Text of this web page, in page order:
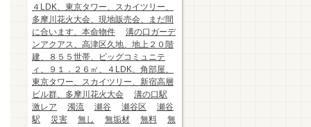
４LDK、東京タワー、スカイツリー、
多摩川花火大会、現地販売会、まだ間
に合います、本命物件
溝の口ガーデ
ンアクアス、高津区久地、地上２０階
建、８５５世帯、ビッグコミュニテ
ィ、９１．２６㎡、４LDK、角部屋、
東京タワー、スカイツリー、新宿高層
ビル群、多摩川花火大会
溝の口駅
激レア
濁流 瀬谷 瀬谷区
瀬谷
駅
災害 無し 無垢材 無料
無